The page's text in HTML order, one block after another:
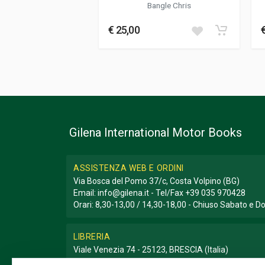
Bangle Chris
€ 25,00
Gilena International Motor Books
ASSISTENZA WEB E ORDINI
Via Bosca del Pomo 37/c, Costa Volpino (BG)
Email: info@gilena.it - Tel/Fax +39 035 970428
Orari: 8,30-13,00 / 14,30-18,00 - Chiuso Sabato e
LIBRERIA
Viale Venezia 74 - 25123, BRESCIA (Italia)
Email:libreria@gilena.it- Tel/Fax+39 030 3776786